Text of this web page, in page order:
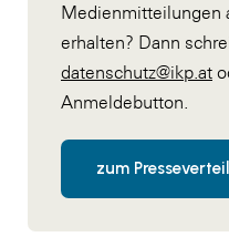
Medienmitteilungen
erhalten? Dann
datenschutz@ikp.at
Anmeldebutton.
zum